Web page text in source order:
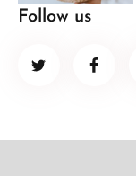
Follow us